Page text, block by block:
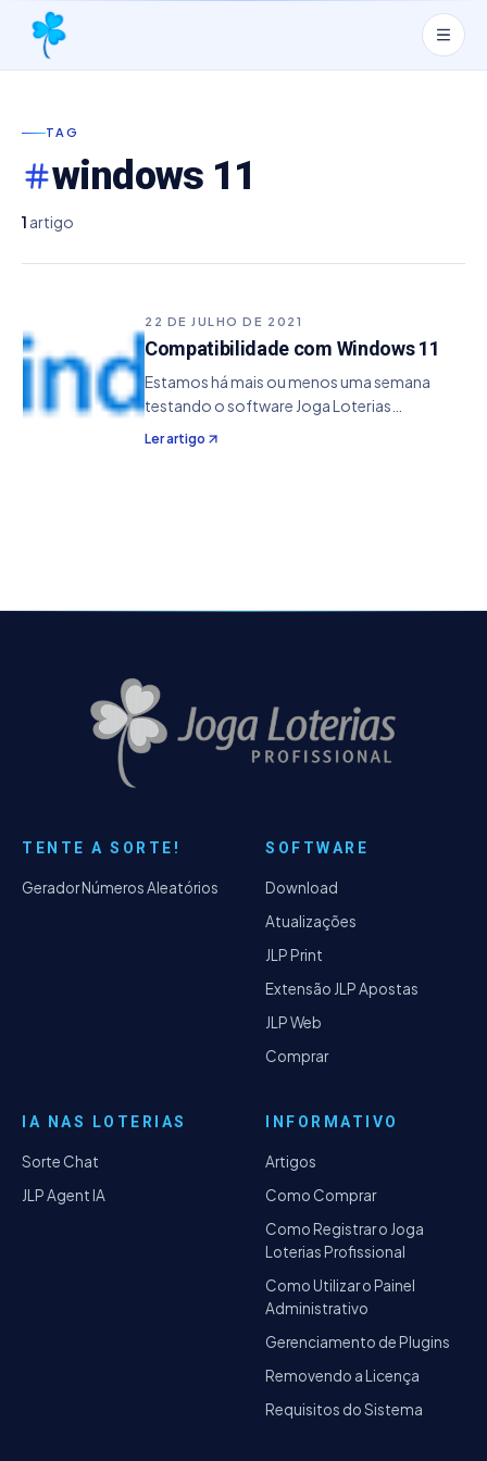
TAG
windows 11
1 artigo
22 DE JULHO DE 2021
Compatibilidade com Windows 11
Estamos há mais ou menos uma semana
testando o software Joga Loterias
Profissional na versão Developer Beta
(Desenvolvimento) do Windows 11, que tem
Ler artigo
TENTE A SORTE!
Gerador Números Aleatórios
SOFTWARE
Download
Atualizações
JLP Print
Extensão JLP Apostas
JLP Web
Comprar
IA NAS LOTERIAS
Sorte Chat
JLP Agent IA
INFORMATIVO
Artigos
Como Comprar
Como Registrar o Joga
Loterias Profissional
Como Utilizar o Painel
Administrativo
Gerenciamento de Plugins
Removendo a Licença
Requisitos do Sistema